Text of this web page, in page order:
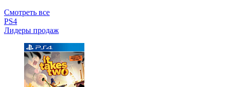
Смотреть все
PS4
Лидеры продаж